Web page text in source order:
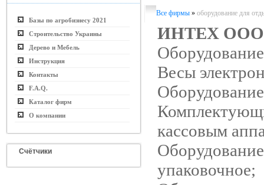
Базы по агробизнесу 2021
Строительство Украины
Дерево и Мебель
Инструкция
Контакты
F.A.Q.
Каталог фирм
О компании
Счётчики
Все фирмы » оборудование для
ИНТЕХ ООО
Весы
кассовым
Оборудование
упаковочное;